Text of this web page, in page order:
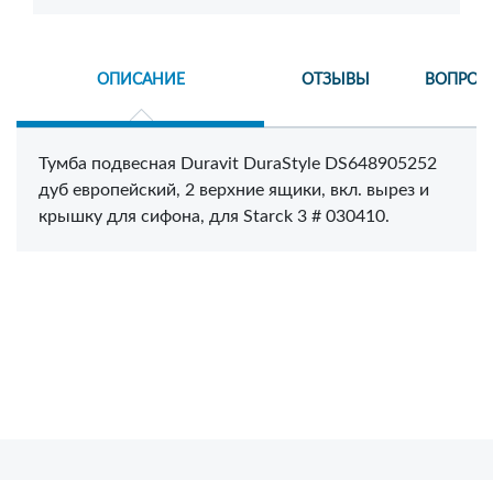
ОПИСАНИЕ ОТЗЫВЫ
Тумба подвесная Duravit DuraStyle DS648905252
дуб европейский, 2 верхние ящики, вкл. вырез и
крышку для сифона, для Starck 3 # 030410.